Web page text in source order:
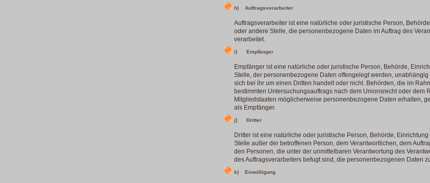
h) Auftragsverarbeiter
Auftragsverarbeiter ist eine natürliche oder juristische Person,
oder andere Stelle, die personenbezogene Daten im Auftrag des
verarbeitet.
i) Empfänger
Empfänger ist eine natürliche oder juristische Person, Behörde,
Stelle, der personenbezogene Daten offengelegt werden, unabhängig
sich bei ihr um einen Dritten handelt oder nicht. Behörden, die im
bestimmten Untersuchungsauftrags nach dem Unionsrecht oder dem
Mitgliedstaaten möglicherweise personenbezogene Daten erhalten,
als Empfänger.
j) Dritter
Dritter ist eine natürliche oder juristische Person, Behörde,
Stelle außer der betroffenen Person, dem Verantwortlichen, dem
den Personen, die unter der unmittelbaren Verantwortung des
des Auftragsverarbeiters befugt sind, die personenbezogenen Daten
k) Einwilligung